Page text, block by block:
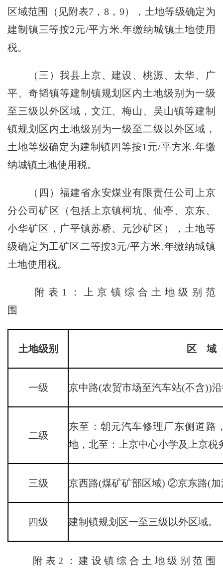
区域范围（见附表7，8，9），土地等级确定为
建制镇三等按2元/平方米.年缴纳城镇土地使用
税。
（三）我县上京、建设、桃源、太华、广
平、奇韬镇等建制镇规划区内土地级别为一级
至三级以外区域，文江、梅山、吴山镇等建制
镇规划区内土地级别为一级至二级以外区域，
土地等级确定为建制镇四等按1元/平方米.年缴
纳城镇土地使用税。
（四）福建省永安煤业有限责任公司上京
分公司矿区（包括上京镇柯坑、仙亭、京东、
小华矿区，广平镇苏桥、元沙矿区），土地等
级确定为工矿区二等按3元/平方米.年缴纳城镇
土地使用税。
附表1：上京镇综合土地级别范
围
土地级别 区 域
一级 京中路(农贸市场至汽车站(不含))
二级
东至：朝元汽车修理厂东侧道路
地，北至：上京中心小学及上京税
三级 京西路(煤矿矿部区域) ②京东路(
四级 建制镇规划区一至三级以外区域。
附表2：建设镇综合土地级别范围